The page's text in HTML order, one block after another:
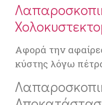
Αφορά την
κύστης λόγω